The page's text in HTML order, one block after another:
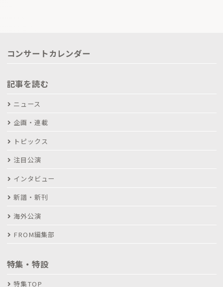
コンサートカレンダー
記事を読む
ニュース
企画・連載
トピックス
注目公演
インタビュー
新譜・新刊
海外公演
FROM編集部
特集・特設
特集TOP